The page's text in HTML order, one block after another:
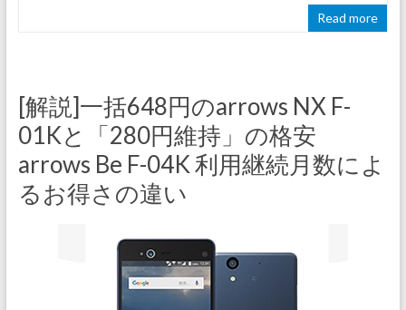
Read more
[解説]一括648円のarrows NX F-
01Kと「280円維持」の格安
arrows Be F-04K 利用継続月数によ
るお得さの違い